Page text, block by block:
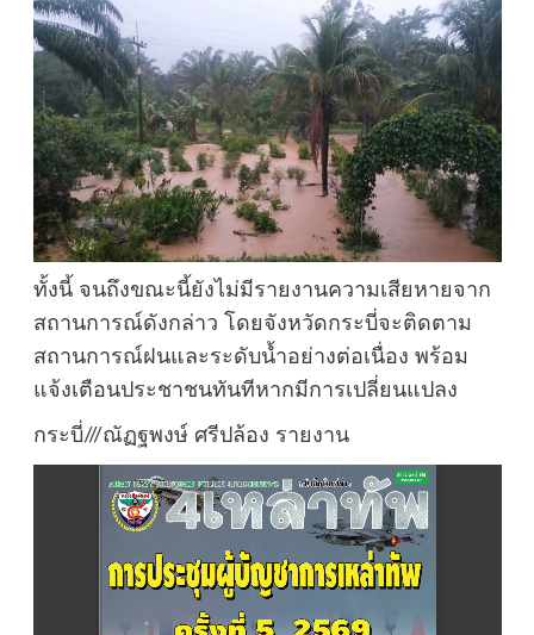
ทั้งนี้ จนถึงขณะนี้ยังไม่มีรายงานความเสียหายจาก
สถานการณ์ดังกล่าว โดยจังหวัดกระบี่จะติดตาม
สถานการณ์ฝนและระดับน้ำอย่างต่อเนื่อง พร้อม
แจ้งเตือนประชาชนทันทีหากมีการเปลี่ยนแปลง
กระบี่///ณัฏฐพงษ์ ศรีปล้อง รายงาน